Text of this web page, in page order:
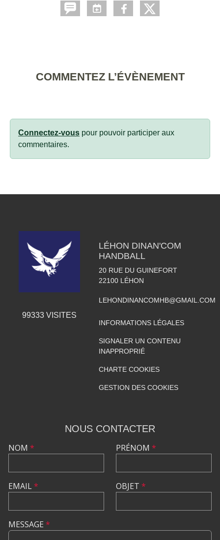
COMMENTEZ L’ÉVÈNEMENT
Connectez-vous pour pouvoir participer aux
commentaires.
99333VISITES
LÉHON DINAN'COM
HANDBALL
20 RUE DU GUINEFORT
22100 LÉHON
LEHONDINANCOMHB@GMAIL.COM
INFORMATIONS LÉGALES
SIGNALER UN CONTENU
INAPPROPRIÉ
CHARTE COOKIES
GESTION DES COOKIES
NOUS CONTACTER
NOM *
EMAIL*
PRÉNOM *
OBJET *
MESSAGE *